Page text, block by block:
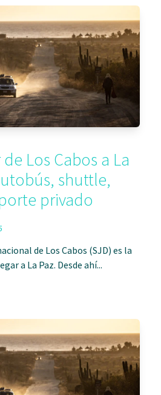
Los Cabos a La
shuttle,
privado
de Los Cabos (SJD) es la
a La Paz. Desde ahí...